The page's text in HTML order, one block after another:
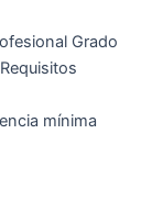
Grado
mínima